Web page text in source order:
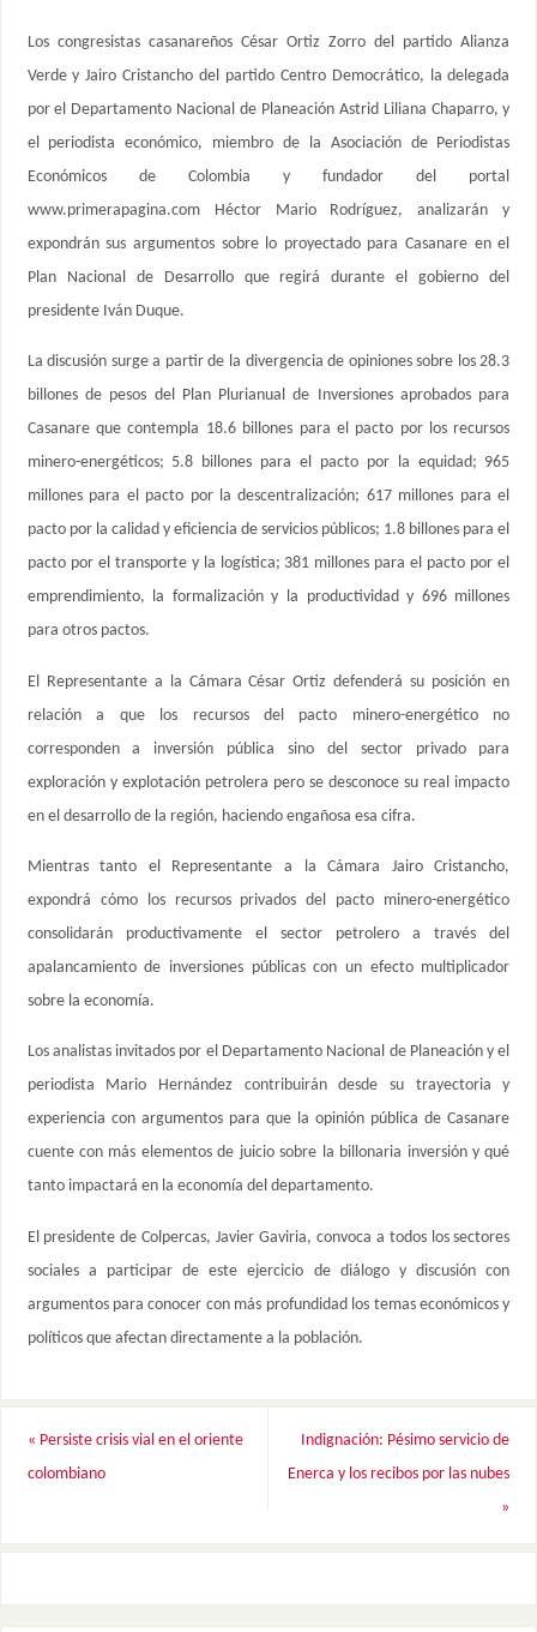
Los congresistas casanareños César Ortiz Zorro del partido Alianza
Verde y Jairo Cristancho del partido Centro Democrático, la delegada
por el Departamento Nacional de Planeación Astrid Liliana Chaparro, y
el periodista económico, miembro de la Asociación de Periodistas
Económicos de Colombia y fundador del portal
www.primerapagina.com Héctor Mario Rodríguez, analizarán y
expondrán sus argumentos sobre lo proyectado para Casanare en el
Plan Nacional de Desarrollo que regirá durante el gobierno del
presidente Iván Duque.
La discusión surge a partir de la divergencia de opiniones sobre los 28.3
billones de pesos del Plan Plurianual de Inversiones aprobados para
Casanare que contempla 18.6 billones para el pacto por los recursos
minero-energéticos; 5.8 billones para el pacto por la equidad; 965
millones para el pacto por la descentralización; 617 millones para el
pacto por la calidad y eficiencia de servicios públicos; 1.8 billones para el
pacto por el transporte y la logística; 381 millones para el pacto por el
emprendimiento, la formalización y la productividad y 696 millones
para otros pactos.
El Representante a la Cámara César Ortiz defenderá su posición en
relación a que los recursos del pacto minero-energético no
corresponden a inversión pública sino del sector privado para
exploración y explotación petrolera pero se desconoce su real impacto
en el desarrollo de la región, haciendo engañosa esa cifra.
Mientras tanto el Representante a la Cámara Jairo Cristancho,
expondrá cómo los recursos privados del pacto minero-energético
consolidarán productivamente el sector petrolero a través del
apalancamiento de inversiones públicas con un efecto multiplicador
sobre la economía.
Los analistas invitados por el Departamento Nacional de Planeación y el
periodista Mario Hernández contribuirán desde su trayectoria y
experiencia con argumentos para que la opinión pública de Casanare
cuente con más elementos de juicio sobre la billonaria inversión y qué
tanto impactará en la economía del departamento.
El presidente de Colpercas, Javier Gaviria, convoca a todos los sectores
sociales a participar de este ejercicio de diálogo y discusión con
argumentos para conocer con más profundidad los temas económicos y
políticos que afectan directamente a la población.
« Persiste crisis vial en el oriente
colombiano
Indignación: Pésimo servicio de
Enerca y los recibos por las nubes
»